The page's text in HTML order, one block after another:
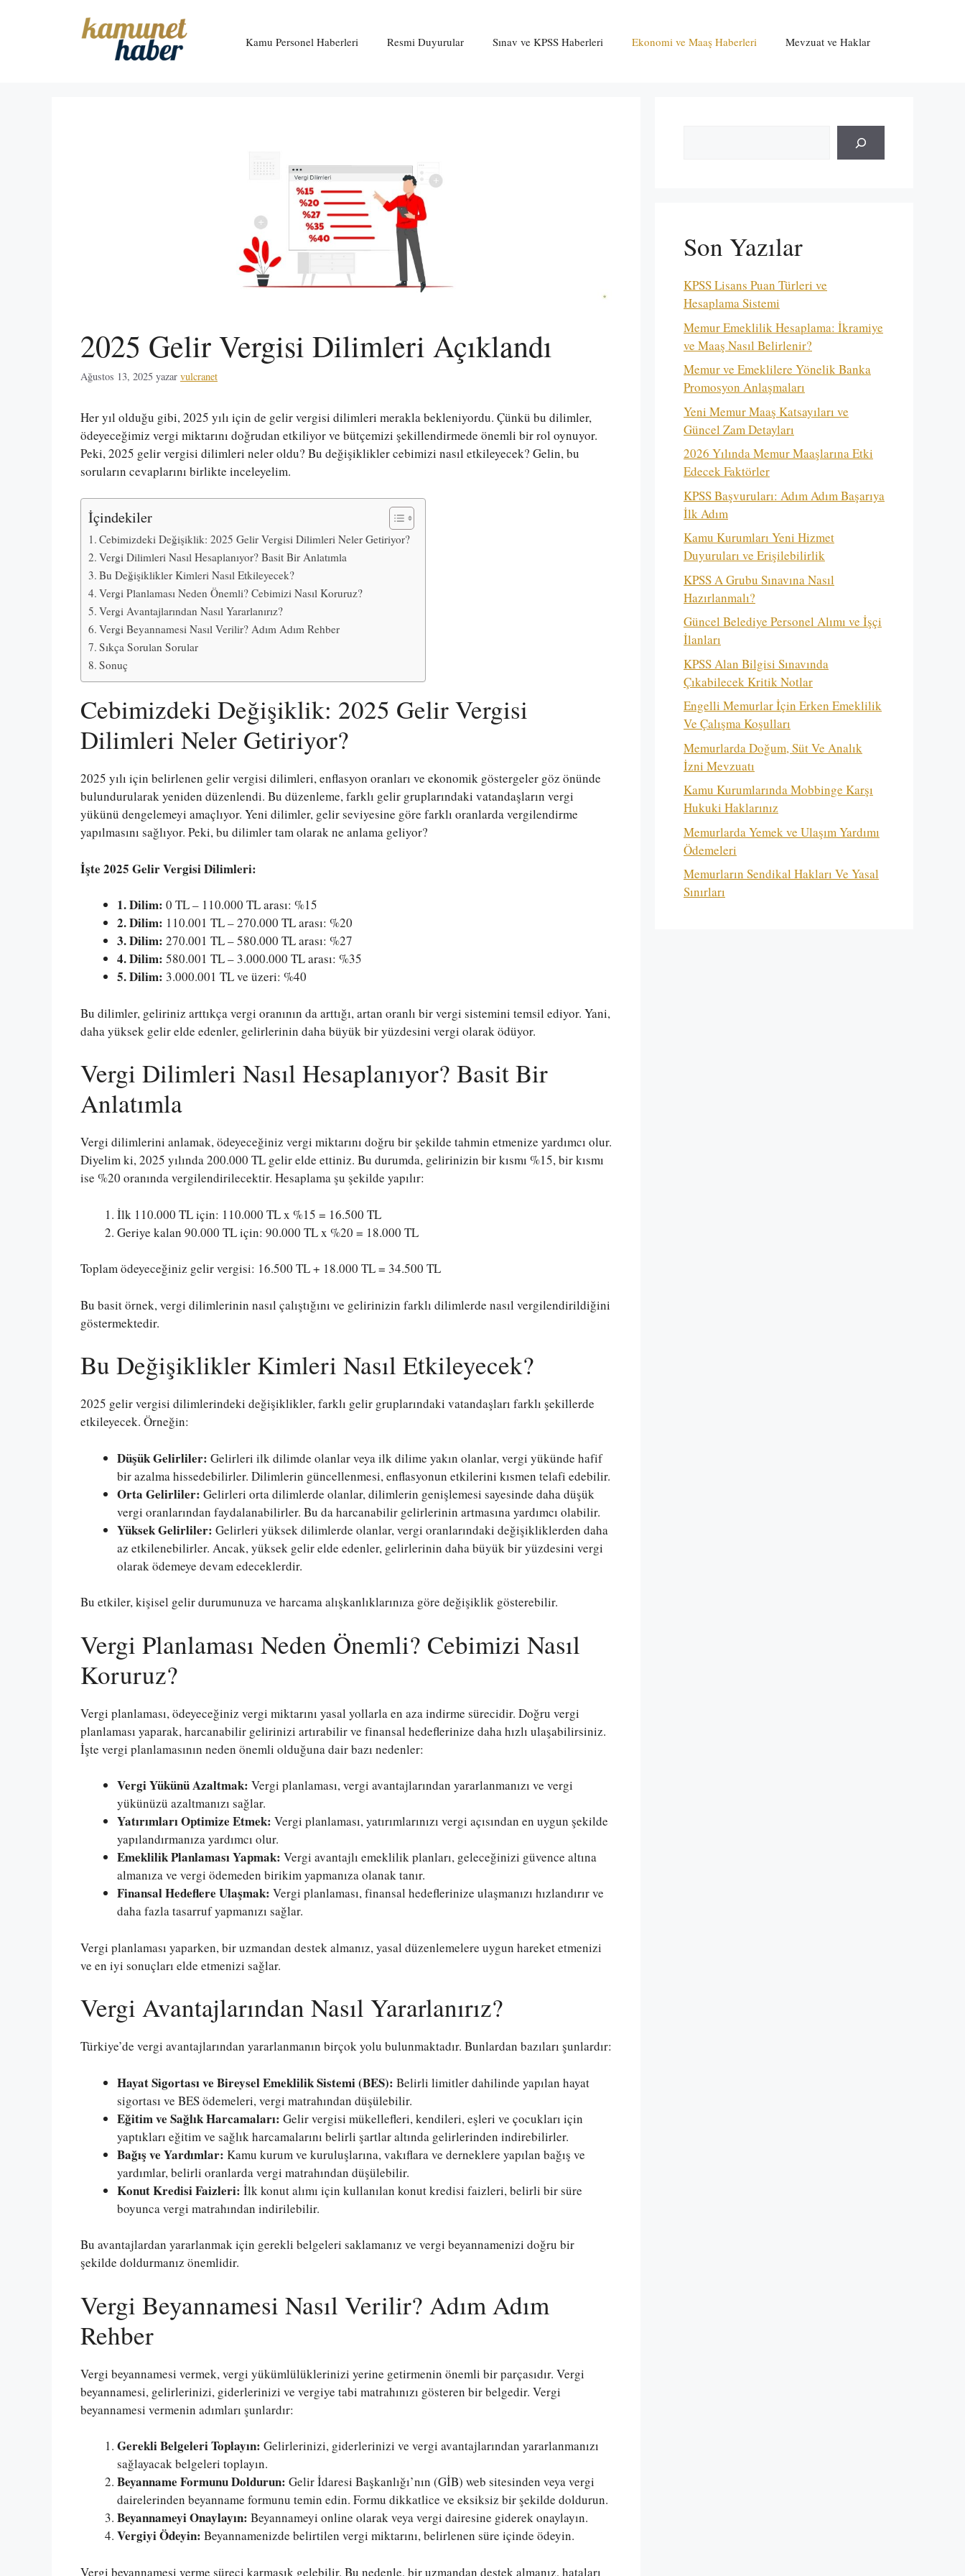
Kamu Personel Haberleri Resmi Duyurular Sınav ve KPSS Haberleri Ekonomi ve Maaş Haberleri Mevzuat ve Haklar
2025 Gelir Vergisi Dilimleri Açıklandı
Ağustos 13, 2025 yazar vulcranet
Her yıl olduğu gibi, 2025 yılı için de gelir vergisi dilimleri merakla bekleniyordu. Çünkü bu dilimler,
ödeyeceğimiz vergi miktarını doğrudan etkiliyor ve bütçemizi şekillendirmede önemli bir rol oynuyor.
Peki, 2025 gelir vergisi dilimleri neler oldu? Bu değişiklikler cebimizi nasıl etkileyecek? Gelin, bu
soruların cevaplarını birlikte inceleyelim.
İçindekiler
Cebimizdeki Değişiklik: 2025 Gelir Vergisi Dilimleri Neler Getiriyor?
Vergi Dilimleri Nasıl Hesaplanıyor? Basit Bir Anlatımla
Bu Değişiklikler Kimleri Nasıl Etkileyecek?
Vergi Planlaması Neden Önemli? Cebimizi Nasıl Koruruz?
Vergi Avantajlarından Nasıl Yararlanırız?
Vergi Beyannamesi Nasıl Verilir? Adım Adım Rehber
Sıkça Sorulan Sorular
Sonuç
Cebimizdeki Değişiklik: 2025 Gelir Vergisi
Dilimleri Neler Getiriyor?
2025 yılı için belirlenen gelir vergisi dilimleri, enflasyon oranları ve ekonomik göstergeler göz önünde
bulundurularak yeniden düzenlendi. Bu düzenleme, farklı gelir gruplarındaki vatandaşların vergi
yükünü dengelemeyi amaçlıyor. Yeni dilimler, gelir seviyesine göre farklı oranlarda vergilendirme
yapılmasını sağlıyor. Peki, bu dilimler tam olarak ne anlama geliyor?
İşte 2025 Gelir Vergisi Dilimleri:
1. Dilim: 0 TL – 110.000 TL arası: %15
2. Dilim: 110.001 TL – 270.000 TL arası: %20
3. Dilim: 270.001 TL – 580.000 TL arası: %27
4. Dilim: 580.001 TL – 3.000.000 TL arası: %35
5. Dilim: 3.000.001 TL ve üzeri: %40
Bu dilimler, geliriniz arttıkça vergi oranının da arttığı, artan oranlı bir vergi sistemini temsil ediyor. Yani,
daha yüksek gelir elde edenler, gelirlerinin daha büyük bir yüzdesini vergi olarak ödüyor.
Vergi Dilimleri Nasıl Hesaplanıyor? Basit Bir
Anlatımla
Vergi dilimlerini anlamak, ödeyeceğiniz vergi miktarını doğru bir şekilde tahmin etmenize yardımcı olur.
Diyelim ki, 2025 yılında 200.000 TL gelir elde ettiniz. Bu durumda, gelirinizin bir kısmı %15, bir kısmı
ise %20 oranında vergilendirilecektir. Hesaplama şu şekilde yapılır:
İlk 110.000 TL için: 110.000 TL x %15 = 16.500 TL
Geriye kalan 90.000 TL için: 90.000 TL x %20 = 18.000 TL
Toplam ödeyeceğiniz gelir vergisi: 16.500 TL + 18.000 TL = 34.500 TL
Bu basit örnek, vergi dilimlerinin nasıl çalıştığını ve gelirinizin farklı dilimlerde nasıl vergilendirildiğini
göstermektedir.
Bu Değişiklikler Kimleri Nasıl Etkileyecek?
2025 gelir vergisi dilimlerindeki değişiklikler, farklı gelir gruplarındaki vatandaşları farklı şekillerde
etkileyecek. Örneğin:
Düşük Gelirliler: Gelirleri ilk dilimde olanlar veya ilk dilime yakın olanlar, vergi yükünde hafif
bir azalma hissedebilirler. Dilimlerin güncellenmesi, enflasyonun etkilerini kısmen telafi edebilir.
Orta Gelirliler: Gelirleri orta dilimlerde olanlar, dilimlerin genişlemesi sayesinde daha düşük
vergi oranlarından faydalanabilirler. Bu da harcanabilir gelirlerinin artmasına yardımcı olabilir.
Yüksek Gelirliler: Gelirleri yüksek dilimlerde olanlar, vergi oranlarındaki değişikliklerden daha
az etkilenebilirler. Ancak, yüksek gelir elde edenler, gelirlerinin daha büyük bir yüzdesini vergi
olarak ödemeye devam edeceklerdir.
Bu etkiler, kişisel gelir durumunuza ve harcama alışkanlıklarınıza göre değişiklik gösterebilir.
Vergi Planlaması Neden Önemli? Cebimizi Nasıl
Koruruz?
Vergi planlaması, ödeyeceğiniz vergi miktarını yasal yollarla en aza indirme sürecidir. Doğru vergi
planlaması yaparak, harcanabilir gelirinizi artırabilir ve finansal hedeflerinize daha hızlı ulaşabilirsiniz.
İşte vergi planlamasının neden önemli olduğuna dair bazı nedenler:
Vergi Yükünü Azaltmak: Vergi planlaması, vergi avantajlarından yararlanmanızı ve vergi
yükünüzü azaltmanızı sağlar.
Yatırımları Optimize Etmek: Vergi planlaması, yatırımlarınızı vergi açısından en uygun şekilde
yapılandırmanıza yardımcı olur.
Emeklilik Planlaması Yapmak: Vergi avantajlı emeklilik planları, geleceğinizi güvence altına
almanıza ve vergi ödemeden birikim yapmanıza olanak tanır.
Finansal Hedeflere Ulaşmak: Vergi planlaması, finansal hedeflerinize ulaşmanızı hızlandırır ve
daha fazla tasarruf yapmanızı sağlar.
Vergi planlaması yaparken, bir uzmandan destek almanız, yasal düzenlemelere uygun hareket etmenizi
ve en iyi sonuçları elde etmenizi sağlar.
Vergi Avantajlarından Nasıl Yararlanırız?
Türkiye’de vergi avantajlarından yararlanmanın birçok yolu bulunmaktadır. Bunlardan bazıları şunlardır:
Hayat Sigortası ve Bireysel Emeklilik Sistemi (BES): Belirli limitler dahilinde yapılan hayat
sigortası ve BES ödemeleri, vergi matrahından düşülebilir.
Eğitim ve Sağlık Harcamaları: Gelir vergisi mükellefleri, kendileri, eşleri ve çocukları için
yaptıkları eğitim ve sağlık harcamalarını belirli şartlar altında gelirlerinden indirebilirler.
Bağış ve Yardımlar: Kamu kurum ve kuruluşlarına, vakıflara ve derneklere yapılan bağış ve
yardımlar, belirli oranlarda vergi matrahından düşülebilir.
Konut Kredisi Faizleri: İlk konut alımı için kullanılan konut kredisi faizleri, belirli bir süre
boyunca vergi matrahından indirilebilir.
Bu avantajlardan yararlanmak için gerekli belgeleri saklamanız ve vergi beyannamenizi doğru bir
şekilde doldurmanız önemlidir.
Vergi Beyannamesi Nasıl Verilir? Adım Adım
Rehber
Vergi beyannamesi vermek, vergi yükümlülüklerinizi yerine getirmenin önemli bir parçasıdır. Vergi
beyannamesi, gelirlerinizi, giderlerinizi ve vergiye tabi matrahınızı gösteren bir belgedir. Vergi
beyannamesi vermenin adımları şunlardır:
Gerekli Belgeleri Toplayın: Gelirlerinizi, giderlerinizi ve vergi avantajlarından yararlanmanızı
sağlayacak belgeleri toplayın.
Beyanname Formunu Doldurun: Gelir İdaresi Başkanlığı’nın (GİB) web sitesinden veya vergi
dairelerinden beyanname formunu temin edin. Formu dikkatlice ve eksiksiz bir şekilde doldurun.
Beyannameyi Onaylayın: Beyannameyi online olarak veya vergi dairesine giderek onaylayın.
Vergiyi Ödeyin: Beyannamenizde belirtilen vergi miktarını, belirlenen süre içinde ödeyin.
Vergi beyannamesi verme süreci karmaşık gelebilir. Bu nedenle, bir uzmandan destek almanız, hataları
Son Yazılar
KPSS Lisans Puan Türleri ve
Hesaplama Sistemi
Memur Emeklilik Hesaplama: İkramiye
ve Maaş Nasıl Belirlenir?
Memur ve Emeklilere Yönelik Banka
Promosyon Anlaşmaları
Yeni Memur Maaş Katsayıları ve
Güncel Zam Detayları
2026 Yılında Memur Maaşlarına Etki
Edecek Faktörler
KPSS Başvuruları: Adım Adım Başarıya
İlk Adım
Kamu Kurumları Yeni Hizmet
Duyuruları ve Erişilebilirlik
KPSS A Grubu Sınavına Nasıl
Hazırlanmalı?
Güncel Belediye Personel Alımı ve İşçi
İlanları
KPSS Alan Bilgisi Sınavında
Çıkabilecek Kritik Notlar
Engelli Memurlar İçin Erken Emeklilik
Ve Çalışma Koşulları
Memurlarda Doğum, Süt Ve Analık
İzni Mevzuatı
Kamu Kurumlarında Mobbinge Karşı
Hukuki Haklarınız
Memurlarda Yemek ve Ulaşım Yardımı
Ödemeleri
Memurların Sendikal Hakları Ve Yasal
Sınırları